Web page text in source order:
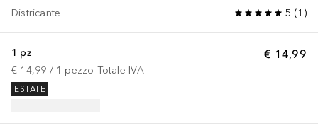
Districante 5 (1 )
€ 14,99
1 pz
€ 14,99 / 1 pezzo Totale IVA
ESTATE